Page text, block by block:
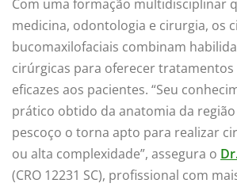
Com uma formação multidisciplinar
medicina, odontologia e cirurgia, os
bucomaxilofaciais combinam
cirúrgicas para oferecer tratamentos
eficazes aos pacientes. “Seu
prático obtido da anatomia da região
pescoço o torna apto para realizar
ou alta complexidade”, assegura o
(CRO 12231 SC), profissional com